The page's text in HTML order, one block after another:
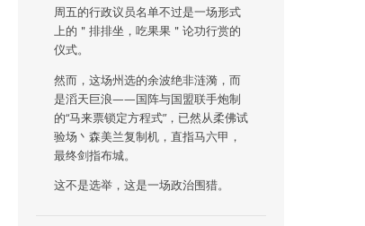
周五的行政议员名单不过是一场形式
上的＂排排坐，吃果果＂论功行赏的
仪式。
然而，这场州选的余波绝非涟漪，而
是滔天巨浪——国阵与国盟联手炮制
的“马来票锁定方程式”，已然从柔佛试
验场丶森美兰复制机，直指马六甲，
最终剑指布城。
这不是选举，这是一场政治围猎。